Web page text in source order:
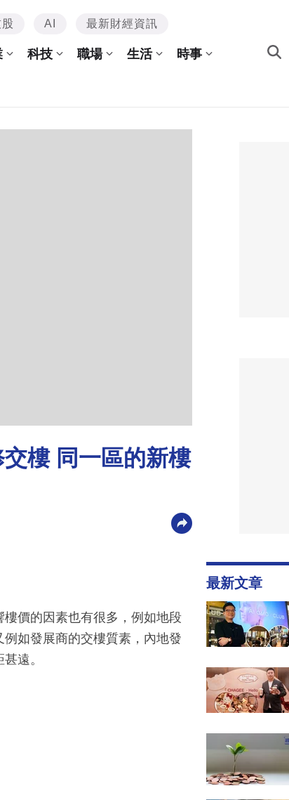
AI 最新財經資訊
科技 職場 生活 時事
交樓 同一區的新樓
樓價的因素也有很多，例如地段
如發展商的交樓質素，內地發
遠。
最新文章